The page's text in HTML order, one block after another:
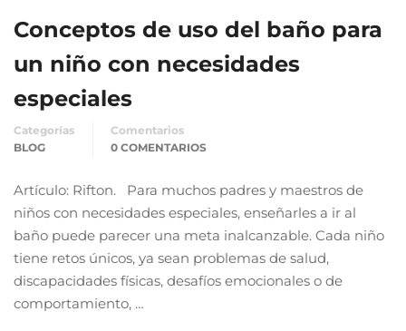
Conceptos de uso del baño para
un niño con necesidades
especiales
Categorías
BLOG
Comentarios
0 COMENTARIOS
Artículo: Rifton. Para muchos padres y maestros de
niños con necesidades especiales, enseñarles a ir al
baño puede parecer una meta inalcanzable. Cada niño
tiene retos únicos, ya sean problemas de salud,
discapacidades físicas, desafíos emocionales o de
comportamiento, …